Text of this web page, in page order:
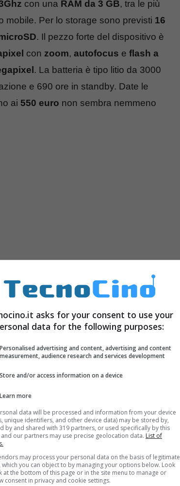
con una RAM da 3 GB, tra le più
mobile. Per lo storage sono previsti 16
. Il pezzo forte del dispositivo è
con zoom, autofocus e flash a
. La batteria è tipo litio da 3000
e 690 ore in standby. Date le
ai 550 euro non sembra nemmeno
asks for your consent to use your
data for the following purposes:
Personalised advertising and content, advertising and content
measurement, audience research and services development
Store and/or access information on a device
Learn more
data will be processed and information from your device
unique identifiers, and other device data) may be stored by,
by and shared with 319 partners, or used specifically by this
and our partners may use precise geolocation data. List of
may process your personal data on the basis of legitimate
which you can object to by managing your options below. Look
at the bottom of this page or in the site menu to manage or
consent in privacy and cookie settings.